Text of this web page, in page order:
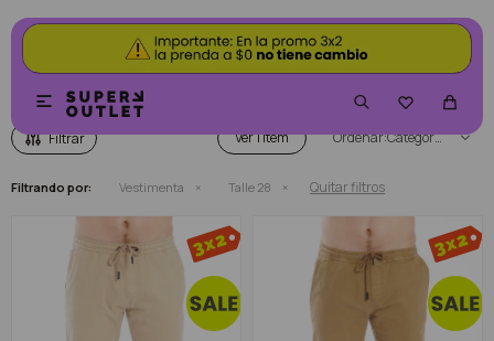


Ver Categoría
Filtrando por: Vestimenta Talle 28 Quitar filtros